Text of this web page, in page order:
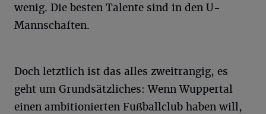
wenig. Die besten Talente sind in den U-
Mannschaften.
Doch letztlich ist das alles zweitrangig, es
geht um Grundsätzliches: Wenn Wuppertal
einen ambitionierten Fußballclub haben will,